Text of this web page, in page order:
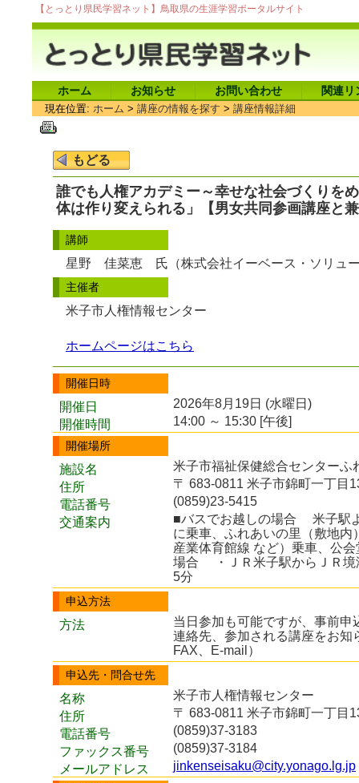
【とっとり県民学習ネット】鳥取県の生涯学習ポータルサイト
ホーム お知らせ お問い合わせ 関連リ
現在位置: ホーム > 講座の情報を探す > 講座情報詳細
誰でも人権アカデミー～幸せな社会づくりを
体は作り変えられる」【男女共同参画講座と
講師
星野 佳菜恵 氏（株式会社イーベース・ソリュ
主催者
米子市人権情報センター
ホームページはこちら
開催日時
開催日
2026年8月19日 (水曜日)
開催時間
14:00 ～ 15:30 [午後]
開催場所
施設名
米子市福祉保健総合センター
住所
〒 683-0811 米子市錦町一丁目
電話番号
(0859)23-5415
交通案内
■バスでお越しの場合 米子駅
に乗車、ふれあいの里（敷地
産業体育館線 など）乗車、公
場合 ・ＪＲ米子駅からＪＲ境
5分
申込方法
方法
当日参加も可能ですが、事前
連絡先、参加される講座をお知
FAX、E-mail）
申込先・問合せ先
名称
米子市人権情報センター
住所
〒 683-0811 米子市錦町一丁目
電話番号
(0859)37-3183
ファックス番号
(0859)37-3184
メールアドレス
jinkenseisaku@city.yonago.lg.jp